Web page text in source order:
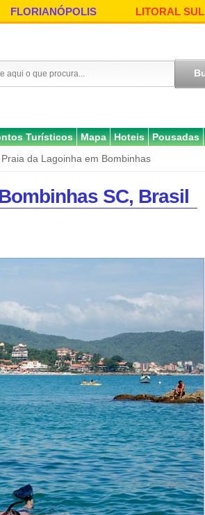
FLORIANÓPOLIS LITORAL SUL
Turísticos Mapa Hoteis Pousadas
da Lagoinha em Bombinhas
SC, Brasil